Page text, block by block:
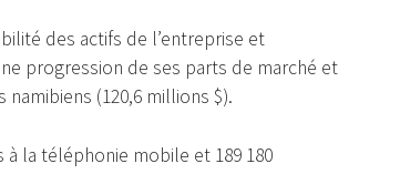
des actifs de l’entreprise et
progression de ses parts de marché et
(120,6 millions $).
à la téléphonie mobile et 189 180